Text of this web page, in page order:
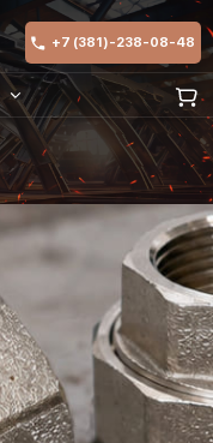
+7 (381)-238-08-48